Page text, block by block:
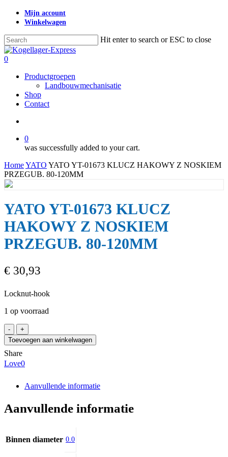
Skip
content
Mijn account
Winkelwagen
Hit enter to search or ESC to close
Close
Search
search
0
Productgroepen
Landbouwmechanisatie
Shop
Contact
0
was successfully added to your cart.
HomeYATO YATO YT-01673 KLUCZ HAKOWY Z NOSKIEM
PRZEGUB. 80-120MM
YATO YT-01673 KLUCZ
HAKOWY Z NOSKIEM
PRZEGUB. 80-120MM
€ 30,93
Locknut-hook
1 op voorraad
YATO
YT-
01673
KLUCZ
HAKOWY
NOSKIEM
PRZEGUB.
120MM
Toevoegen aan winkelwagen
Share
Love0
Aanvullende informatie
Aanvullende informatie
Binnen diameter 0.0